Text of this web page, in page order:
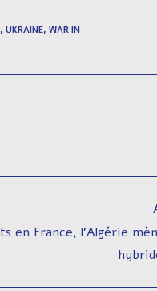
, UKRAINE, WAR IN
en France, l’Algérie